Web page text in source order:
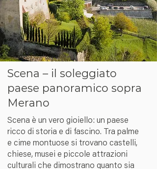
Scena – il soleggiato
paese panoramico sopra
Merano
Scena è un vero gioiello: un paese
ricco di storia e di fascino. Tra palme
e cime montuose si trovano castelli,
chiese, musei e piccole attrazioni
culturali che dimostrano quanto sia